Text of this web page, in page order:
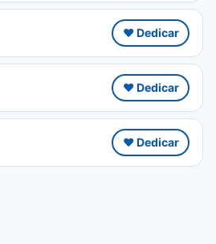
❤️ Dedicar
❤️ Dedicar
❤️ Dedicar